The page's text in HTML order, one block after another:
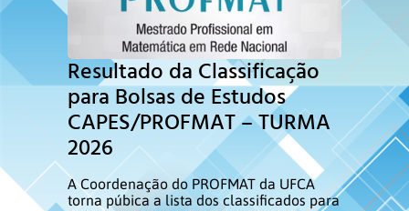
Videoaulas
Homenagem Póstuma
Resultado da Classificação
para Bolsas de Estudos
CAPES/PROFMAT – TURMA
2026
A Coordenação do PROFMAT da UFCA
torna púbica a lista dos classificados para